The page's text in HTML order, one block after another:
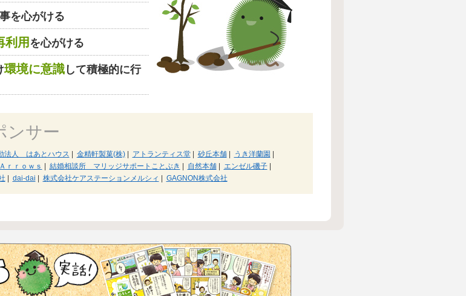
を心がける
利用 を心がける
環境に意識して積極的に行
ンサー
法人 はあとハウス 金精軒製菓(株)| アトランティス堂| 砂丘本舗| うき洋蘭園
Ａｒｒｏｗｓ 結婚相談所 マリッジサポートことぶき 自然本舗| エンゼル磯子|
dai-dai 株式会社ケアステーションメルシィ GAGNON株式会社